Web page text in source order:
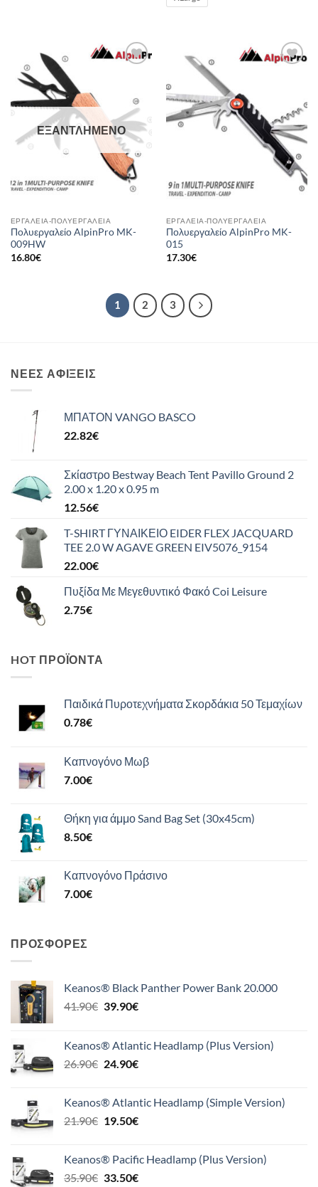
ΕΞΑΝΤΛΗΜΈΝΟ
ΕΡΓΑΛΕΊΑ-ΠΟΛΥΕΡΓΑΛΕΊΑ
Πολυεργαλείο AlpinPro MK-
009HW
16.80€
ΕΡΓΑΛΕΊΑ-ΠΟΛΥΕΡΓΑΛΕΊΑ
Πολυεργαλείο AlpinPro MK-
015
17.30€
1 2 3
ΝΈΕΣ ΑΦΊΞΕΙΣ
ΜΠΑΤΟΝ VANGO BASCO
22.82€
Σκίαστρο Bestway Beach Tent Pavillo Ground 2
2.00 x 1.20 x 0.95 m
12.56€
T-SHIRT ΓΥΝΑΙΚΕΙΟ EIDER FLEX JACQUARD
TEE 2.0 W AGAVE GREEN EIV5076_9154
22.00€
Πυξίδα Με Μεγεθυντικό Φακό Coi Leisure
2.75€
HOT ΠΡΟΪΌΝΤΑ
Παιδικά Πυροτεχνήματα Σκορδάκια 50 Τεμαχίων
0.78€
Καπνογόνο Μωβ
7.00€
Θήκη για άμμο Sand Bag Set (30x45cm)
8.50€
Καπνογόνο Πράσινο
7.00€
ΠΡΟΣΦΟΡΈΣ
Keanos® Black Panther Power Bank 20.000
41.90€ Original
41.90€.
39.90€Η
είναι:
39.90€.
Keanos® Atlantic Headlamp (Plus Version)
26.90€ Original
26.90€.
24.90€Η
είναι:
24.90€.
Keanos® Atlantic Headlamp (Simple Version)
21.90€ Original
21.90€.
19.50€Η
είναι:
19.50€.
Keanos® Pacific Headlamp (Plus Version)
35.90€ Original
33.50€Η